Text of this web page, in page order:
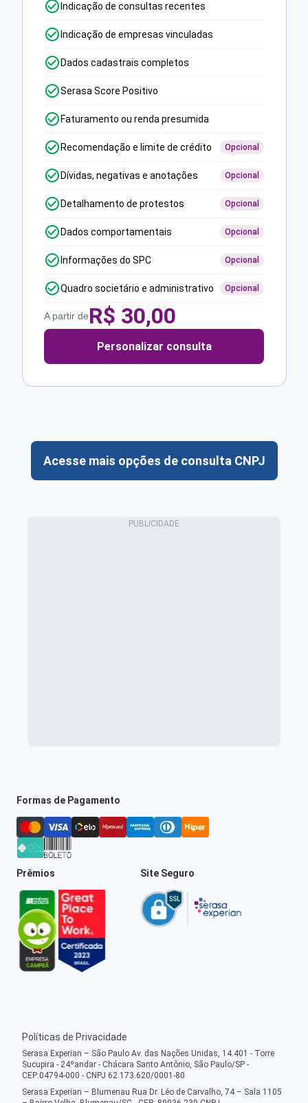
Indicação de consultas recentes
Indicação de empresas vinculadas
Dados cadastrais completos
Serasa Score Positivo
Faturamento ou renda presumida
Recomendação e limite de crédito Opcional
Dívidas, negativas e anotações Opcional
Detalhamento de protestos Opcional
Dados comportamentais Opcional
Informações do SPC Opcional
Quadro societário e administrativo Opcional
A partir deR$ 30,00
Personalizar consulta
Acesse mais opções de consulta CNPJ
Formas de Pagamento
Prêmios Site Seguro
Políticas de Privacidade
Serasa Experian – São Paulo Av. das Nações Unidas, 14.401 - Torre
Sucupira - 24ºandar - Chácara Santo Antônio, São Paulo/SP -
CEP:04794-000 - CNPJ 62.173.620/0001-80
Serasa Experian – Blumenau Rua Dr. Léo de Carvalho, 74 – Sala 1105